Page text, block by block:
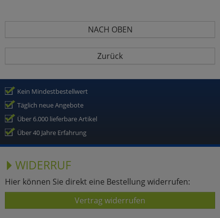
NACH OBEN
Zurück
Kein Mindestbestellwert
Täglich neue Angebote
Über 6.000 lieferbare Artikel
Über 40 Jahre Erfahrung
WIDERRUF
Hier können Sie direkt eine Bestellung widerrufen:
Vertrag widerrufen